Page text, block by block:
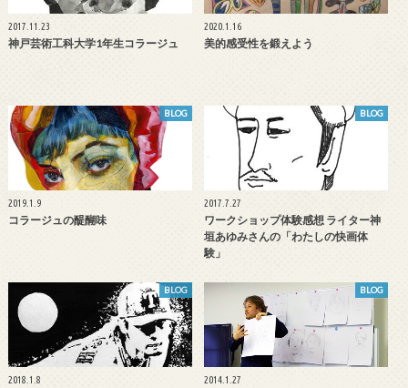
2017.11.23
神戸芸術工科大学1年生コラージュ
2020.1.16
美的感受性を鍛えよう
BLOG
2019.1.9
コラージュの醍醐味
BLOG
2017.7.27
ワークショップ体験感想 ライター神
垣あゆみさんの「わたしの快画体
験」
BLOG
2018.1.8
BLOG
2014.1.27